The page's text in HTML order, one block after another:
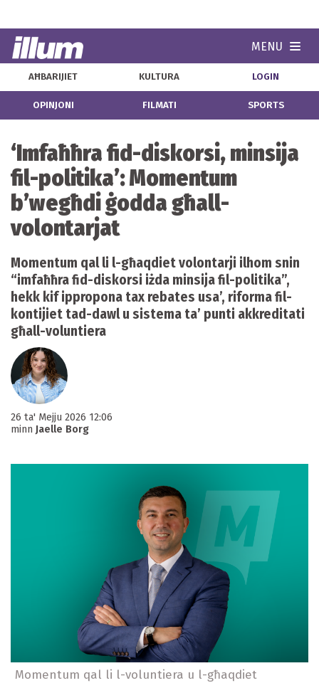
MENU
AĦBARIJIET KULTURA LOGIN
OPINJONI FILMATI SPORTS
‘Imfaħħra fid-diskorsi, minsija
fil-politika’: Momentum
b’wegħdi ġodda għall-
volontarjat
Momentum qal li l-għaqdiet volontarji ilhom snin
“imfaħħra fid-diskorsi iżda minsija fil-politika”,
hekk kif ippropona tax rebates usa’, riforma fil-
kontijiet tad-dawl u sistema ta’ punti akkreditati
għall-voluntiera
26 ta' Mejju 2026 12:06
minn Jaelle Borg
Momentum qal li l-voluntiera u l-għaqdiet